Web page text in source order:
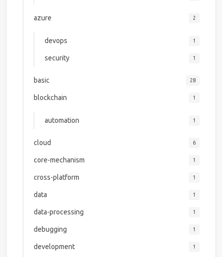
azure 2
devops 1
security 1
basic 28
blockchain 1
automation 1
cloud 6
core-mechanism 1
cross-platform 1
data 1
data-processing 1
debugging 1
development 1